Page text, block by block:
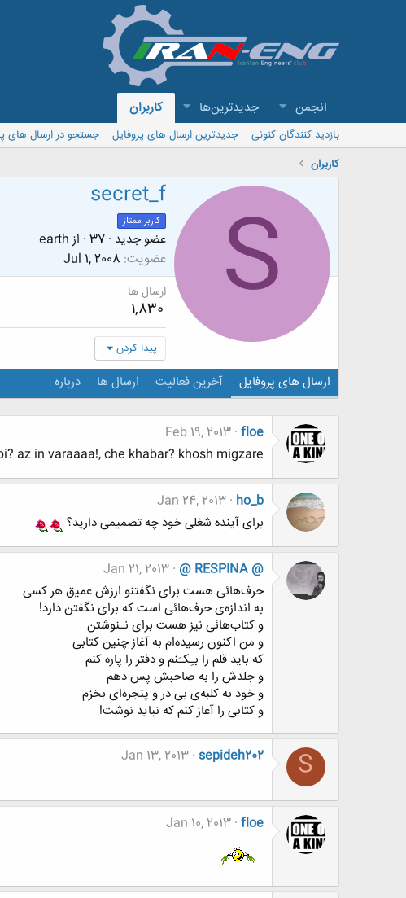
انجمن جدیدترین‌ها کاربران
بازدید کنندگان کنونی جدیدترین ارسال های پروفایل
جستجو در ارسال های
کاربران
S
secret_f
کاربر ممتاز
عضو جدید ·
· از earth
عضویت Jul 1, 2008
ارسال ها
1,830
پیدا کردن
ارسال های پروفایل آخرین فعالیت ارسال ها درباره
floe
Feb 19, 2013
az in varaaaa!, che khabar? khosh migzare?
ho_b
Jan 24, 2013
برای آینده شغلی خود چه تصمیمی دارید؟
@ RESPINA @
Jan 21, 2013
حرف‌هائی هست برای نگفتنو ارزش عمیق هر کسی
به اندازه‌ی حرف‌هائی است که برای نگفتن دارد!
و کتاب‌هائی نیز هست برای نـنوشتن
و من اکنون رسیده‌ام به آغاز چنین کتابی
که باید قلم را بـِکـَنم و دفتر را پاره کنم
و جلدش را به صاحبش پس دهم
و خود به کلبه‌ی بی در و پنجره‌ای بخزم
و کتابی را آغاز کنم که نباید نوشت!
S
sepideh202
Jan 13, 2013
floe
Jan 10, 2013